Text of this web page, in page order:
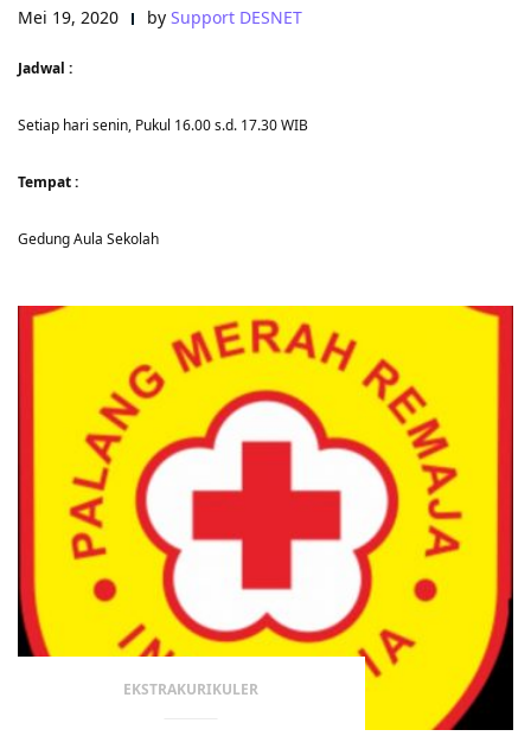
Mei 19, 2020 by Support DESNET
Jadwal :
Setiap hari senin, Pukul 16.00 s.d. 17.30 WIB
Tempat :
Gedung Aula Sekolah
EKSTRAKURIKULER